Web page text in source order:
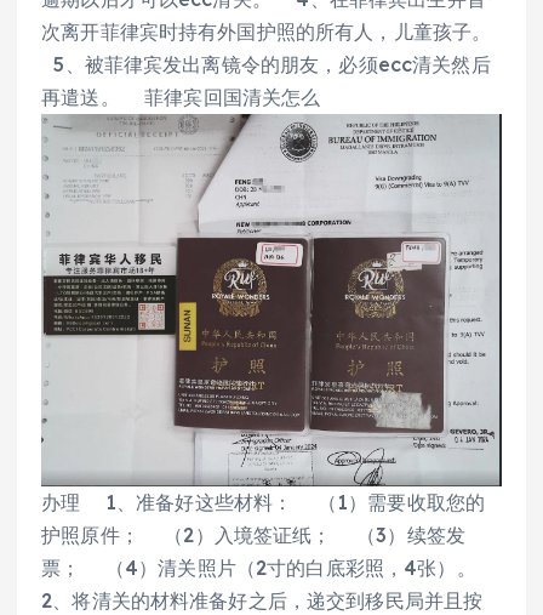
次离开菲律宾时持有外国护照的所有人，儿童孩子。
5、被菲律宾发出离镜令的朋友，必须ecc清关然后
再遣送。 菲律宾回国清关怎么
办理 1、准备好这些材料： （1）需要收取您的
护照原件； （2）入境签证纸； （3）续签发
票； （4）清关照片（2寸的白底彩照，4张）。
2、将清关的材料准备好之后，递交到移民局并且按